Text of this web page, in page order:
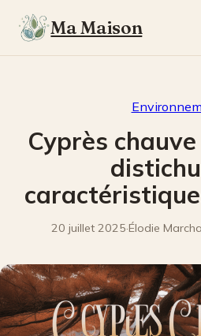
Ma Maison
Cyprès
20 juillet 2025·Élodie